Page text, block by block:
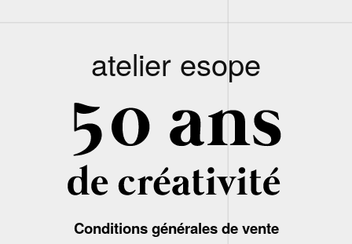
atelier esope
Conditions générales de vente